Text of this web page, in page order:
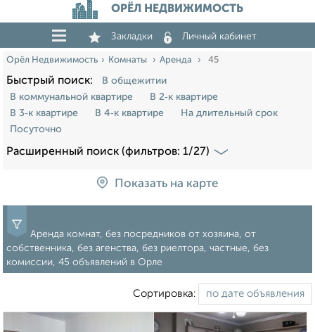
ОРЁЛ НЕДВИЖИМОСТЬ
Закладки Личный кабинет
Орёл Недвижимость Комнаты Аренда 45
Быстрый поиск:
В общежитии
В коммунальной квартире
В 2‑к квартире
В 3‑к квартире
В 4‑к квартире
На длительный срок
Посуточно
Расширенный поиск (фильтров: 1/27)
Показать на карте
Аренда комнат, без посредников от хозяина, от
собственника, без агенства, без риелтора, частные, без
комиссии, 45 объявлений в Орле
Сортировка: